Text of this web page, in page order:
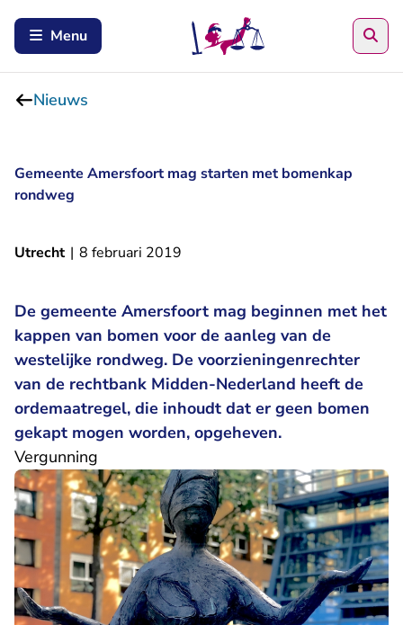
Menu
Nieuws
Gemeente Amersfoort mag starten met bomenkap
rondweg
Utrecht | 8 februari 2019
De gemeente Amersfoort mag beginnen met het
kappen van bomen voor de aanleg van de
westelijke rondweg. De voorzieningenrechter
van de rechtbank Midden-Nederland heeft de
ordemaatregel, die inhoudt dat er geen bomen
gekapt mogen worden, opgeheven.
Vergunning